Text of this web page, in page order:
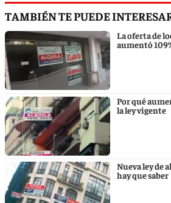
TAMBIÉN TE PUEDE
La oferta de
aumentó
Por qué
la ley vigente
Nueva ley de
hay que saber